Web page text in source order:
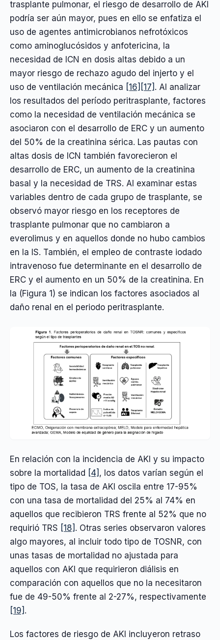
trasplante pulmonar, el riesgo de desarrollo de AKI
podría ser aún mayor, pues en ello se enfatiza el
uso de agentes antimicrobianos nefrotóxicos
como aminoglucósidos y anfotericina, la
necesidad de ICN en dosis altas debido a un
mayor riesgo de rechazo agudo del injerto y el
uso de ventilación mecánica [16] [17] . Al analizar
los resultados del período peritrasplante, factores
como la necesidad de ventilación mecánica se
asociaron con el desarrollo de ERC y un aumento
del 50% de la creatinina sérica. Las pautas con
altas dosis de ICN también favorecieron el
desarrollo de ERC, un aumento de la creatinina
basal y la necesidad de TRS. Al examinar estas
variables dentro de cada grupo de trasplante, se
observó mayor riesgo en los receptores de
trasplante pulmonar que no cambiaron a
everolimus y en aquellos donde no hubo cambios
en la IS. También, el empleo de contraste iodado
intravenoso fue determinante en el desarrollo de
ERC y el aumento en un 50% de la creatinina. En
la (Figura 1) se indican los factores asociados al
daño renal en el periodo peritrasplante.
En relación con la incidencia de AKI y su impacto
sobre la mortalidad [4] , los datos varían según el
tipo de TOS, la tasa de AKI oscila entre 17-95%
con una tasa de mortalidad del 25% al 74% en
aquellos que recibieron TRS frente al 52% que no
requirió TRS [18] . Otras series observaron valores
algo mayores, al incluir todo tipo de TOSNR, con
unas tasas de mortalidad no ajustada para
aquellos con AKI que requirieron diálisis en
comparación con aquellos que no la necesitaron
fue de 49-50% frente al 2-27%, respectivamente
[19] .
Los factores de riesgo de AKI incluyeron retraso